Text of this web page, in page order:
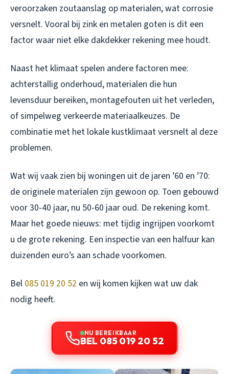
veroorzaken zoutaanslag op materialen, wat corrosie
versnelt. Vooral bij zink en metalen goten is dit een
factor waar niet elke dakdekker rekening mee houdt.
Naast het klimaat spelen andere factoren mee:
achterstallig onderhoud, materialen die hun
levensduur bereiken, montagefouten uit het verleden,
of simpelweg verkeerde materiaalkeuzes. De
combinatie met het lokale kustklimaat versnelt al deze
problemen.
Wat wij vaak zien bij woningen uit de jaren ’60 en ’70:
de originele materialen zijn gewoon op. Toen gebouwd
voor 30-40 jaar, nu 50-60 jaar oud. De rekening komt.
Maar het goede nieuws: met tijdig ingrijpen voorkomt
u de grote rekening. Een inspectie van een halfuur kan
duizenden euro’s aan schade voorkomen.
Bel 085 019 20 52 en wij komen kijken wat uw dak
nodig heeft.
NU BEREIKBAAR
BEL 085 019 20 52